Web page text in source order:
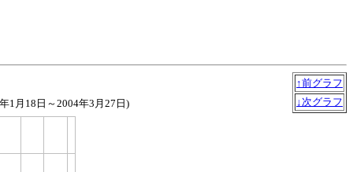
↑前グラフ
↓次グラフ
1月18日～2004年3月27日)